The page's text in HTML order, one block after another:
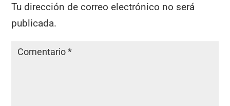
Tu dirección de correo electrónico no será
publicada.